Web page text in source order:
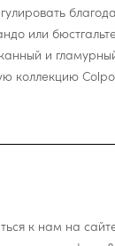
или
и
коллекцию
к нам на